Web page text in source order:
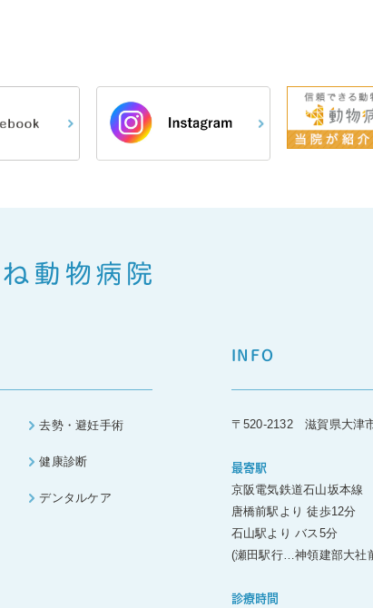
去勢・避妊手術
健康診断
デンタルケア
INFO
〒520-2132 滋賀県大津
最寄駅
京阪電気鉄道石山坂本線
唐橋前駅より 徒歩12分
石山駅より バス5分
(瀬田駅行…神領建部大社
診療時間